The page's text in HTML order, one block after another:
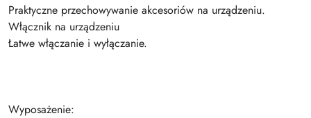
Praktyczne przechowywanie akcesoriów na urządzeniu.
Włącznik na urządzeniu
Łatwe włączanie i wyłączanie.
Wyposażenie: